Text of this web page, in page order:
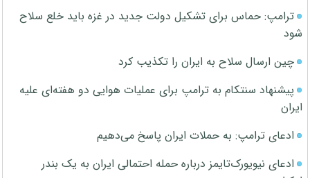
ترامپ: حماس برای تشکیل دولت جدید در غزه باید خلع سلاح
شود
چین ارسال سلاح به ایران را تکذیب کرد
پیشنهاد سنتکام به ترامپ برای عملیات هوایی دو هفته‌ای علیه
ایران
ادعای ترامپ: به حملات ایران پاسخ می‌دهیم
ادعای نیویورک‌تایمز درباره حمله احتمالی ایران به یک بندر